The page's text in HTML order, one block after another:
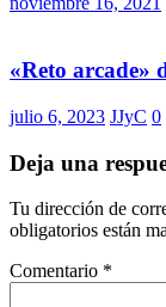
«Reto arcade»
julio 6, 2023 JJyC 0
Deja una
Tu dirección de
obligatorios están
Comentario *